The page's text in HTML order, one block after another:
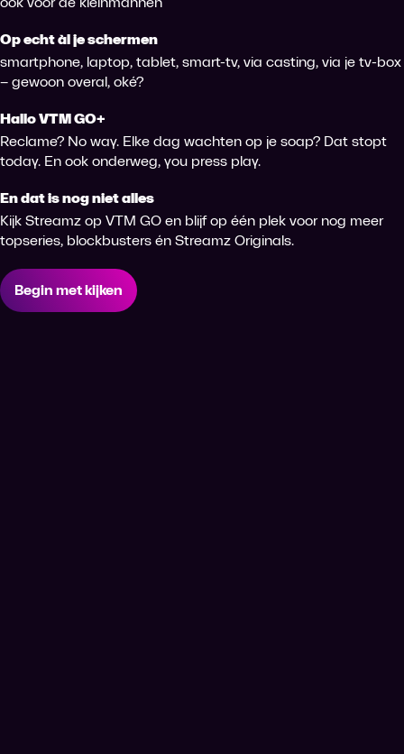
Op echt àl je schermen
smartphone, laptop, tablet, smart-tv, via casting, via je tv-box
– gewoon overal, oké?
Hallo VTM GO+
Reclame? No way. Elke dag wachten op je soap? Dat stopt
today. En ook onderweg, you press play.
En dat is nog niet alles
Kijk Streamz op VTM GO en blijf op één plek voor nog meer
topseries, blockbusters én Streamz Originals.
Begin met kijken